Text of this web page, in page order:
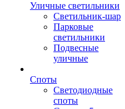
Уличные светильники
Светильник-шар
Парковые
светильники
Подвесные
уличные
Споты
Светодиодные
споты